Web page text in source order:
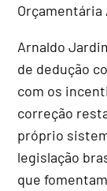
Orçamentária
Arnaldo
de dedução
com os
correção
próprio
legislação
que